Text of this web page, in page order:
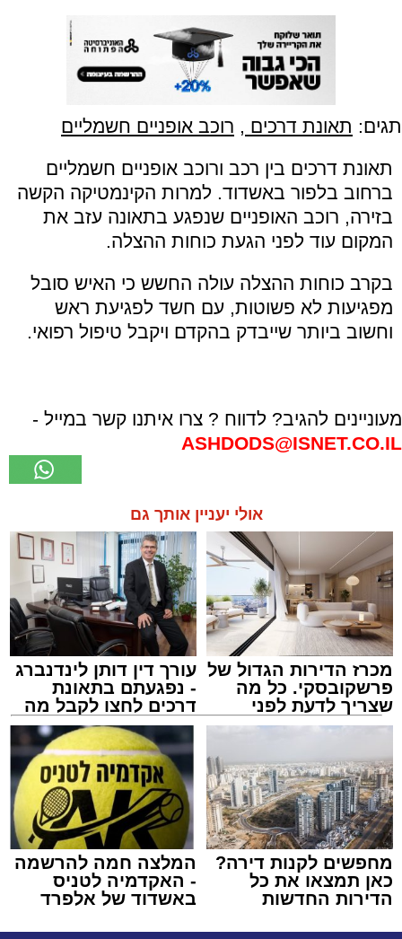
תגים: תאונת דרכים , רוכב אופניים חשמליים
תאונת דרכים בין רכב ורוכב אופניים חשמליים
ברחוב בלפור באשדוד. למרות הקינמטיקה הקשה
בזירה, רוכב האופניים שנפגע בתאונה עזב את
המקום עוד לפני הגעת כוחות ההצלה.
בקרב כוחות ההצלה עולה החשש כי האיש סובל
מפגיעות לא פשוטות, עם חשד לפגיעת ראש
וחשוב ביותר שייבדק בהקדם ויקבל טיפול רפואי.
מעוניינים להגיב? לדווח ? צרו איתנו קשר במייל -
ASHDODS@ISNET.CO.IL
אולי יעניין אותך גם
מכרז הדירות הגדול של
פרשקובסקי. כל מה
שצריך לדעת לפני
שמגישים הצעה לדירה
עורך דין דותן לינדנברג
- נפגעתם בתאונת
דרכים לחצו לקבל מה
שמגיע לכם
מחפשים לקנות דירה?
כאן תמצאו את כל
הדירות החדשות
המלצה חמה להרשמה
- האקדמיה לטניס
באשדוד של אלפרד